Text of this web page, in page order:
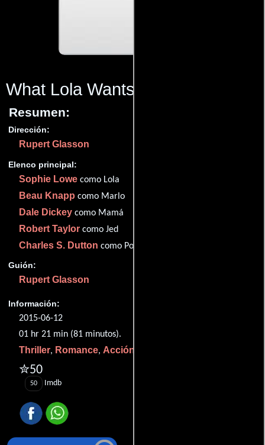
What Lola Wants
Resumen:
Dirección:
Rupert Glasson
Elenco principal:
Sophie Lowe como Lola
Beau Knapp como Marlo
Dale Dickey como Mamá
Robert Taylor como Jed
Charles S. Dutton como Policía
Guión:
Rupert Glasson
Información:
2015-06-12
01 hr 21 min (81 minutos).
Thriller, Romance, Acción
✮50
50 Imdb